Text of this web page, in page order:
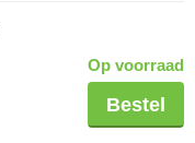
Op voorraad
Bestel